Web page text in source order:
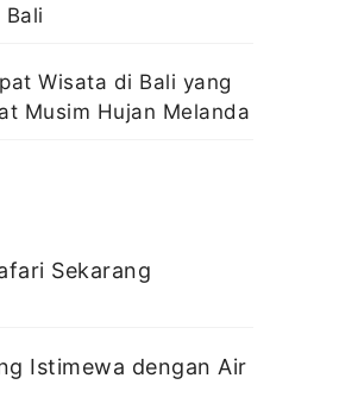
Wisata di Bali yang
Musim Hujan Melanda
Sekarang
Istimewa dengan Air